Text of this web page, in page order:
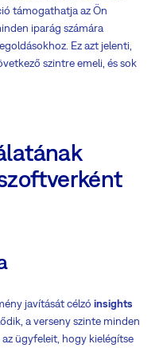
támogathatja az Ön
iparág számára
Ez azt jelenti,
szintre emeli, és sok
javítását célzó insights
a verseny szinte minden
ügyfeleit, hogy kielégítse